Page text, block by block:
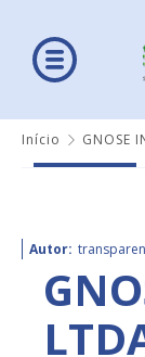
Início GNOSE
Autor: